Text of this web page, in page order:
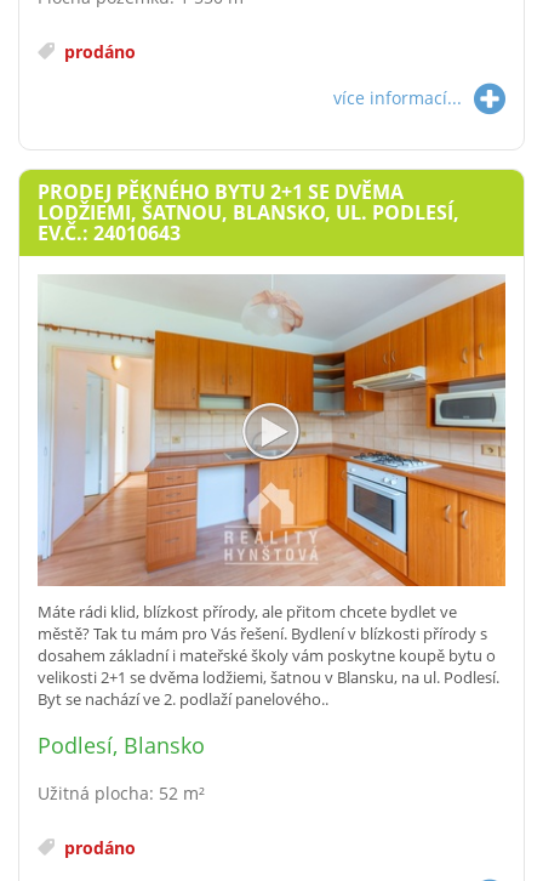
prodáno
více informací...
PRODEJ PĚKNÉHO BYTU 2+1 SE DVĚMA
LODŽIEMI, ŠATNOU, BLANSKO, UL. PODLESÍ,
EV.Č.: 24010643
Máte rádi klid, blízkost přírody, ale přitom chcete bydlet ve
městě? Tak tu mám pro Vás řešení. Bydlení v blízkosti přírody s
dosahem základní i mateřské školy vám poskytne koupě bytu o
velikosti 2+1 se dvěma lodžiemi, šatnou v Blansku, na ul. Podlesí.
Byt se nachází ve 2. podlaží panelového..
Podlesí, Blansko
Užitná plocha: 52 m²
prodáno